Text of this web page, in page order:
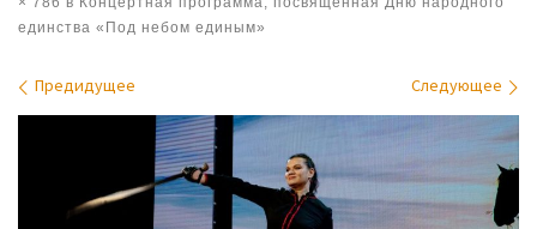
единства «Под небом единым»
Навигация по изображениям
Предидущее Следующее